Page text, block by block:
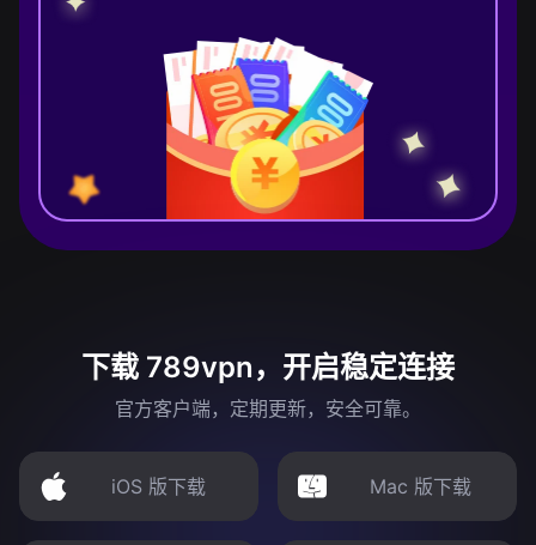
下载 789vpn，开启稳定连接
官方客户端，定期更新，安全可靠。
iOS 版下载 Mac 版下载